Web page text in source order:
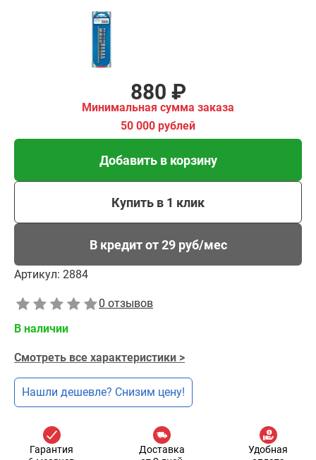
880 ₽
Минимальная сумма заказа
50 000 рублей
Добавить в корзину
Купить в 1 клик
В кредит от 29 руб/мес
Артикул: 2884
0 отзывов
В наличии
Смотреть все характеристики >
Нашли дешевле? Снизим цену!
Гарантия
Доставка
Удобная
В кредит от 29 руб/мес